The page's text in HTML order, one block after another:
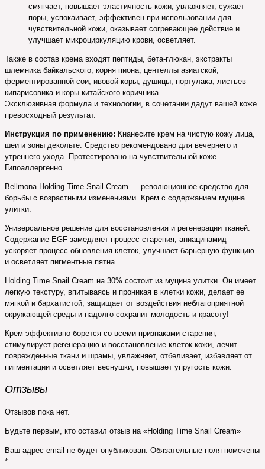
смягчает, повышает эластичность кожи, увлажняет, сужает
поры, успокаивает, эффективен при использовании для
чувствительной кожи, оказывает согревающее действие и
улучшает микроциркуляцию крови, осветляет.
Также в состав крема входят пептиды, бета-глюкан, экстракты
шлемника байкальского, корня пиона, центеллы азиатской,
ферментированной сои, ивовой коры, душицы, портулака, листьев
кипарисовика и коры китайского коричника.
Эксклюзивная формула и технологии, в сочетании дадут вашей коже
превосходный результат.
Инструкция по применению: Кнанесите крем на чистую кожу лица,
шеи и зоны декольте. Средство рекомендовано для вечернего и
утреннего ухода. Протестировано на чувствительной коже.
Гипоаллергенно.
Bellmona Holding Time Snail Cream — революционное средство для
борьбы с возрастными изменениями. Крем с содержанием муцина
улитки.
Универсальное решение для восстановления и регенерации тканей.
Содержание EGF замедляет процесс старения, аниацинамид —
ускоряет процесс обновления клеток, улучшает барьерную функцию
и осветляет пигментные пятна.
Holding Time Snail Cream на 30% состоит из муцина улитки. Он имеет
легкую текстуру, впитываясь и проникая в клетки кожи, делает ее
мягкой и бархатистой, защищает от воздействия неблагоприятной
окружающей среды и надолго сохранит молодость и красоту!
Крем эффективно борется со всеми признаками старения,
стимулирует регенерацию и восстановление клеток кожи, лечит
поврежденные ткани и шрамы, увлажняет, отбеливает, избавляет от
пигментации и осветляет веснушки, повышает упругость кожи.
Отзывы
Отзывов пока нет.
Будьте первым, кто оставил отзыв на «Holding Time Snail Cream»
Ваш адрес email не будет опубликован. Обязательные поля помечены
*